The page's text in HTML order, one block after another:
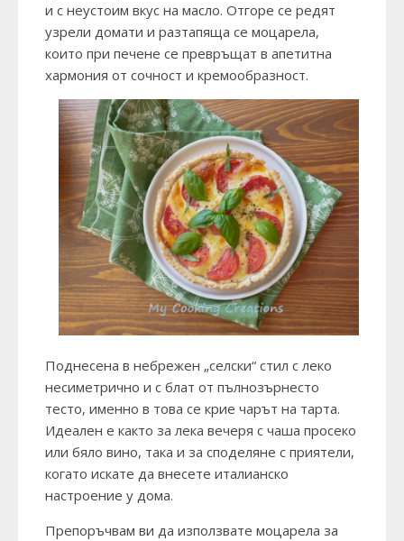
и с неустоим вкус на масло. Отгоре се редят
узрели домати и разтапяща се моцарела,
които при печене се превръщат в апетитна
хармония от сочност и кремообразност.
Поднесена в небрежен „селски“ стил с леко
несиметрично и с блат от пълнозърнесто
тесто, именно в това се крие чарът на тарта.
Идеален е както за лека вечеря с чаша просеко
или бяло вино, така и за споделяне с приятели,
когато искате да внесете италианско
настроение у дома.
Препоръчвам ви да използвате моцарела за